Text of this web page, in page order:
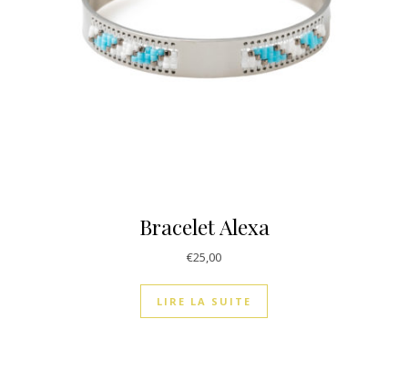
Bracelet Alexa
€25,00
LIRE LA SUITE